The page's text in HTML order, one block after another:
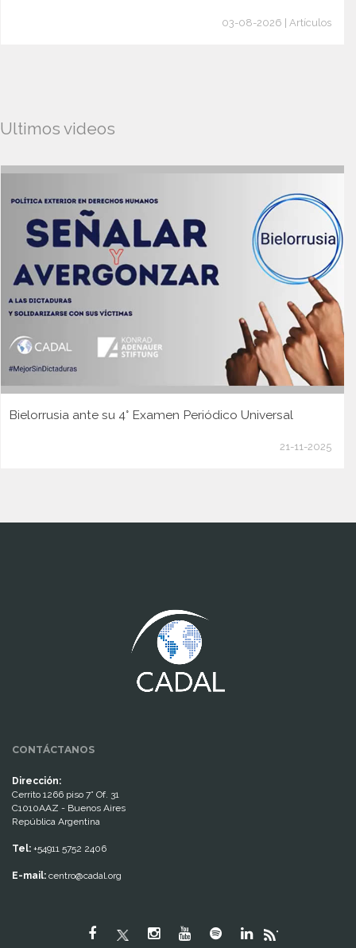
03-08-2026 | Artículos
Ultimos videos
Bielorrusia ante su 4° Examen Periódico Universal
21-11-2025
CONTÁCTANOS
Dirección:
Cerrito 1266 piso 7° Of. 31
C1010AAZ - Buenos Aires
República Argentina
Tel: +54911 5752 2406
E-mail: centro@cadal.org
"